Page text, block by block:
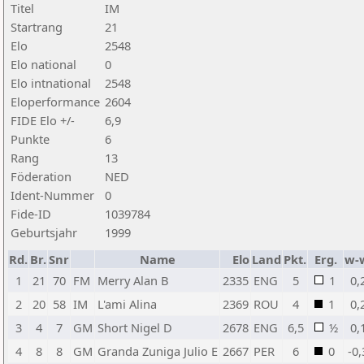
Titel
IM
Startrang
21
Elo
2548
Elo national
0
Elo intnational
2548
Eloperformance 2604
FIDE Elo +/-
6,9
Punkte
6
Rang
13
Föderation
NED
Ident-Nummer
0
Fide-ID
1039784
Geburtsjahr
1999
Rd. Br.Snr Name Elo Land Pkt. Erg. w-
1
21 70 FM Merry Alan B 2335 ENG 5 1
2
20 58 IM L'ami Alina 2369 ROU 4 1
3
4 7 GM Short Nigel D 2678 ENG 6,5 ½
4
8 8 GM Granda Zuniga Julio E 2667 PER 6 0 -